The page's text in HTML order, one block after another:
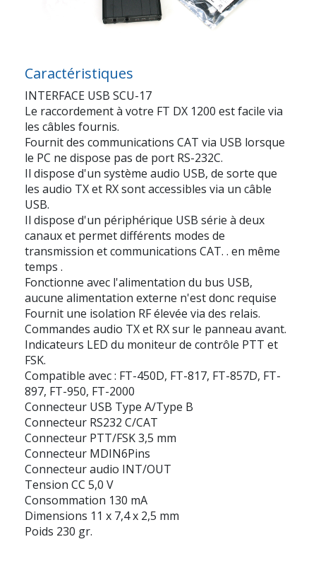
Caractéristiques
INTERFACE USB SCU-17
Le raccordement à votre FT DX 1200 est facile via
les câbles fournis.
Fournit des communications CAT via USB lorsque
le PC ne dispose pas de port RS-232C.
Il dispose d'un système audio USB, de sorte que
les audio TX et RX sont accessibles via un câble
USB.
Il dispose d'un périphérique USB série à deux
canaux et permet différents modes de
transmission et communications CAT. . en même
temps .
Fonctionne avec l'alimentation du bus USB,
aucune alimentation externe n'est donc requise
Fournit une isolation RF élevée via des relais.
Commandes audio TX et RX sur le panneau avant.
Indicateurs LED du moniteur de contrôle PTT et
FSK.
Compatible avec : FT-450D, FT-817, FT-857D, FT-
897, FT-950, FT-2000
Connecteur USB Type A/Type B
Connecteur RS232 C/CAT
Connecteur PTT/FSK 3,5 mm
Connecteur MDIN6Pins
Connecteur audio INT/OUT
Tension CC 5,0 V
Consommation 130 mA
Dimensions 11 x 7,4 x 2,5 mm
Poids 230 gr.